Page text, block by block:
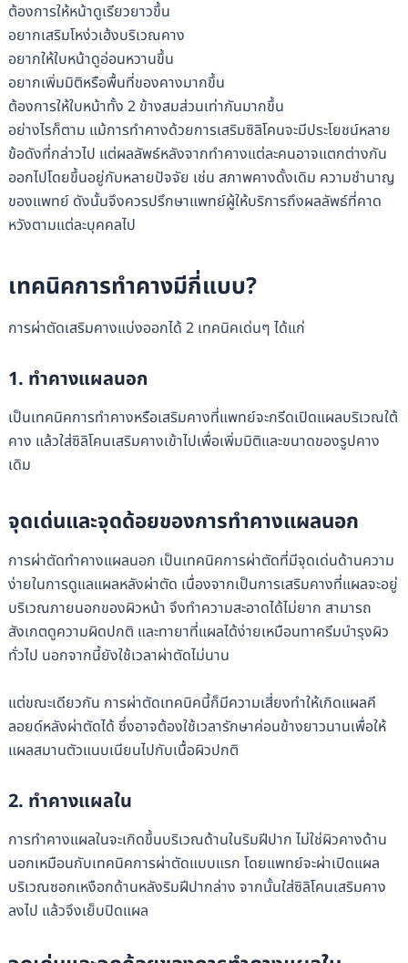
ต้องการให้หน้าดูเรียวยาวขึ้น
อยากเสริมโหง่วเฮ้งบริเวณคาง
อยากให้ใบหน้าดูอ่อนหวานขึ้น
อยากเพิ่มมิติหรือพื้นที่ของคางมากขึ้น
ต้องการให้ใบหน้าทั้ง 2 ข้างสมส่วนเท่ากันมากขึ้น
อย่างไรก็ตาม แม้การทำคางด้วยการเสริมซิลิโคนจะมีประโยชน์หลาย
ข้อดังที่กล่าวไป แต่ผลลัพธ์หลังจากทำคางแต่ละคนอาจแตกต่างกัน
ออกไปโดยขึ้นอยู่กับหลายปัจจัย เช่น สภาพคางดั้งเดิม ความชำนาญ
ของแพทย์ ดังนั้นจึงควรปรึกษาแพทย์ผู้ให้บริการถึงผลลัพธ์ที่คาด
หวังตามแต่ละบุคคลไป
เทคนิคการทำคางมีกี่แบบ?
การผ่าตัดเสริมคางแบ่งออกได้ 2 เทคนิคเด่นๆ ได้แก่
1. ทำคางแผลนอก
เป็นเทคนิคการทำคางหรือเสริมคางที่แพทย์จะกรีดเปิดแผลบริเวณใต้
คาง แล้วใส่ซิลิโคนเสริมคางเข้าไปเพื่อเพิ่มมิติและขนาดของรูปคาง
เดิม
จุดเด่นและจุดด้อยของการทำคางแผลนอก
การผ่าตัดทำคางแผลนอก เป็นเทคนิคการผ่าตัดที่มีจุดเด่นด้านความ
ง่ายในการดูแลแผลหลังผ่าตัด เนื่องจากเป็นการเสริมคางที่แผลจะอยู่
บริเวณภายนอกของผิวหน้า จึงทำความสะอาดได้ไม่ยาก สามารถ
สังเกตดูความผิดปกติ และทายาที่แผลได้ง่ายเหมือนทาครีมบำรุงผิว
ทั่วไป นอกจากนี้ยังใช้เวลาผ่าตัดไม่นาน
แต่ขณะเดียวกัน การผ่าตัดเทคนิคนี้ก็มีความเสี่ยงทำให้เกิดแผลคี
ลอยด์หลังผ่าตัดได้ ซึ่งอาจต้องใช้เวลารักษาค่อนข้างยาวนานเพื่อให้
แผลสมานตัวแนบเนียนไปกับเนื้อผิวปกติ
2. ทำคางแผลใน
การทำคางแผลในจะเกิดขึ้นบริเวณด้านในริมฝีปาก ไม่ใช่ผิวคางด้าน
นอกเหมือนกับเทคนิคการผ่าตัดแบบแรก โดยแพทย์จะผ่าเปิดแผล
บริเวณซอกเหงือกด้านหลังริมฝีปากล่าง จากนั้นใส่ซิลิโคนเสริมคาง
ลงไป แล้วจึงเย็บปิดแผล